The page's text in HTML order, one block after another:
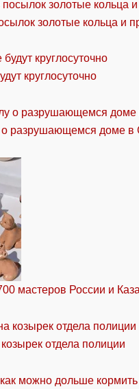
золотые кольца и
круглосуточно
о разрушающемся доме в
мастеров России и
отдела полиции